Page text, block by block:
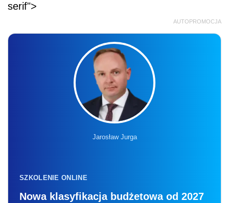
serif">
AUTOPROMOCJA
Jarosław Jurga
SZKOLENIE ONLINE
Nowa klasyfikacja budżetowa od 2027